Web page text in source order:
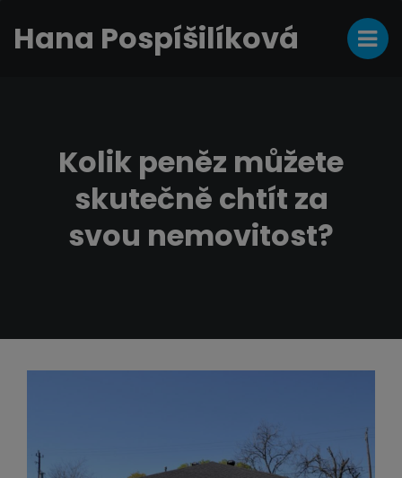
Hana Pospíšilíková
Kolik peněz můžete
skutečně chtít za
svou nemovitost?